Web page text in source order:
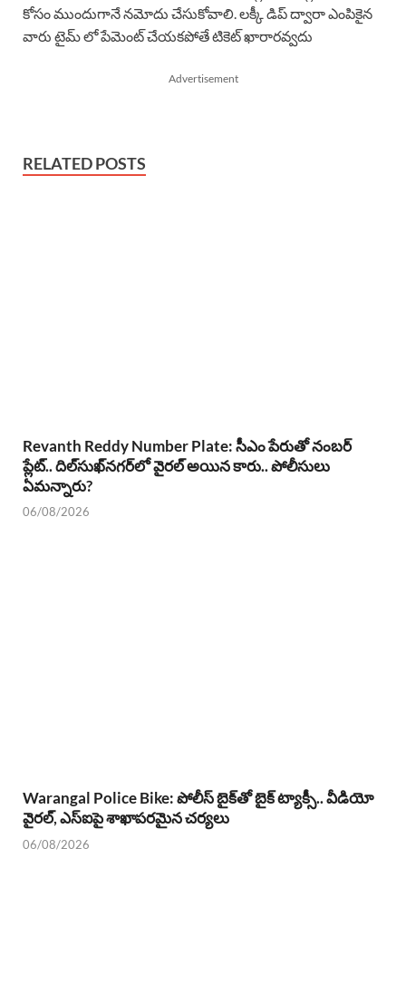
కోసం ముందుగానే నమోదు చేసుకోవాలి. లక్కీ డిప్ ద్వారా ఎంపికైన
వారు టైమ్ లో పేమెంట్ చేయకపోతే టికెట్ ఖారారవ్వదు
Advertisement
RELATED POSTS
Revanth Reddy Number Plate: సీఎం పేరుతో నంబర్
ప్లేట్.. దిల్‌సుఖ్‌నగర్‌లో వైరల్ అయిన కారు.. పోలీసులు
ఏమన్నారు?
06/08/2026
Warangal Police Bike: పోలీస్ బైక్‌తో బైక్ ట్యాక్సీ.. వీడియో
వైరల్, ఎస్‌ఐపై శాఖాపరమైన చర్యలు
06/08/2026